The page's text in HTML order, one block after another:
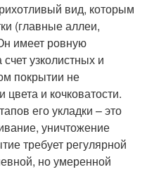
вид, которым
(главные аллеи,
имеет ровную
узколистных и
покрытии не
цвета и кочковатости.
его укладки – это
уничтожение
требует регулярной
но умеренной